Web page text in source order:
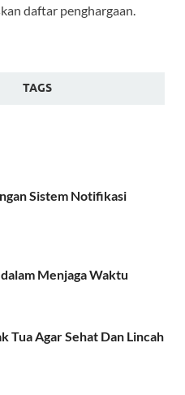
daftar penghargaan.
TAGS
Sistem Notifikasi
Menjaga Waktu
Tua Agar Sehat Dan Lincah